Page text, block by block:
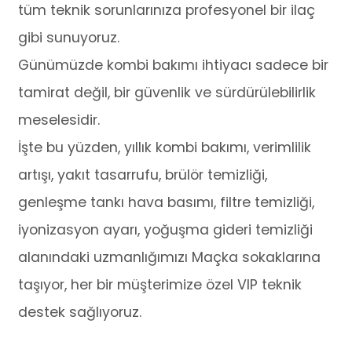
tüm teknik sorunlarınıza profesyonel bir ilaç
gibi sunuyoruz.
Günümüzde kombi bakımı ihtiyacı sadece bir
tamirat değil, bir güvenlik ve sürdürülebilirlik
meselesidir.
İşte bu yüzden, yıllık kombi bakımı, verimlilik
artışı, yakıt tasarrufu, brülör temizliği,
genleşme tankı hava basımı, filtre temizliği,
iyonizasyon ayarı, yoğuşma gideri temizliği
alanındaki uzmanlığımızı Maçka sokaklarına
taşıyor, her bir müşterimize özel VIP teknik
destek sağlıyoruz.